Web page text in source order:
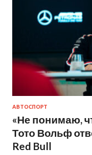
АВТОСПОРТ
«Не понимаю,
Тото Вольф
Red Bull